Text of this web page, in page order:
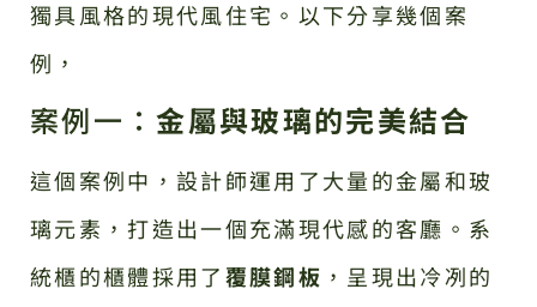
獨具風格的現代風住宅。以下分享幾個案
例，
案例一：金屬與玻璃的完美結合
這個案例中，設計師運用了大量的金屬和玻
璃元素，打造出一個充滿現代感的客廳。系
統櫃的櫃體採用了覆膜鋼板 ，呈現出冷冽的